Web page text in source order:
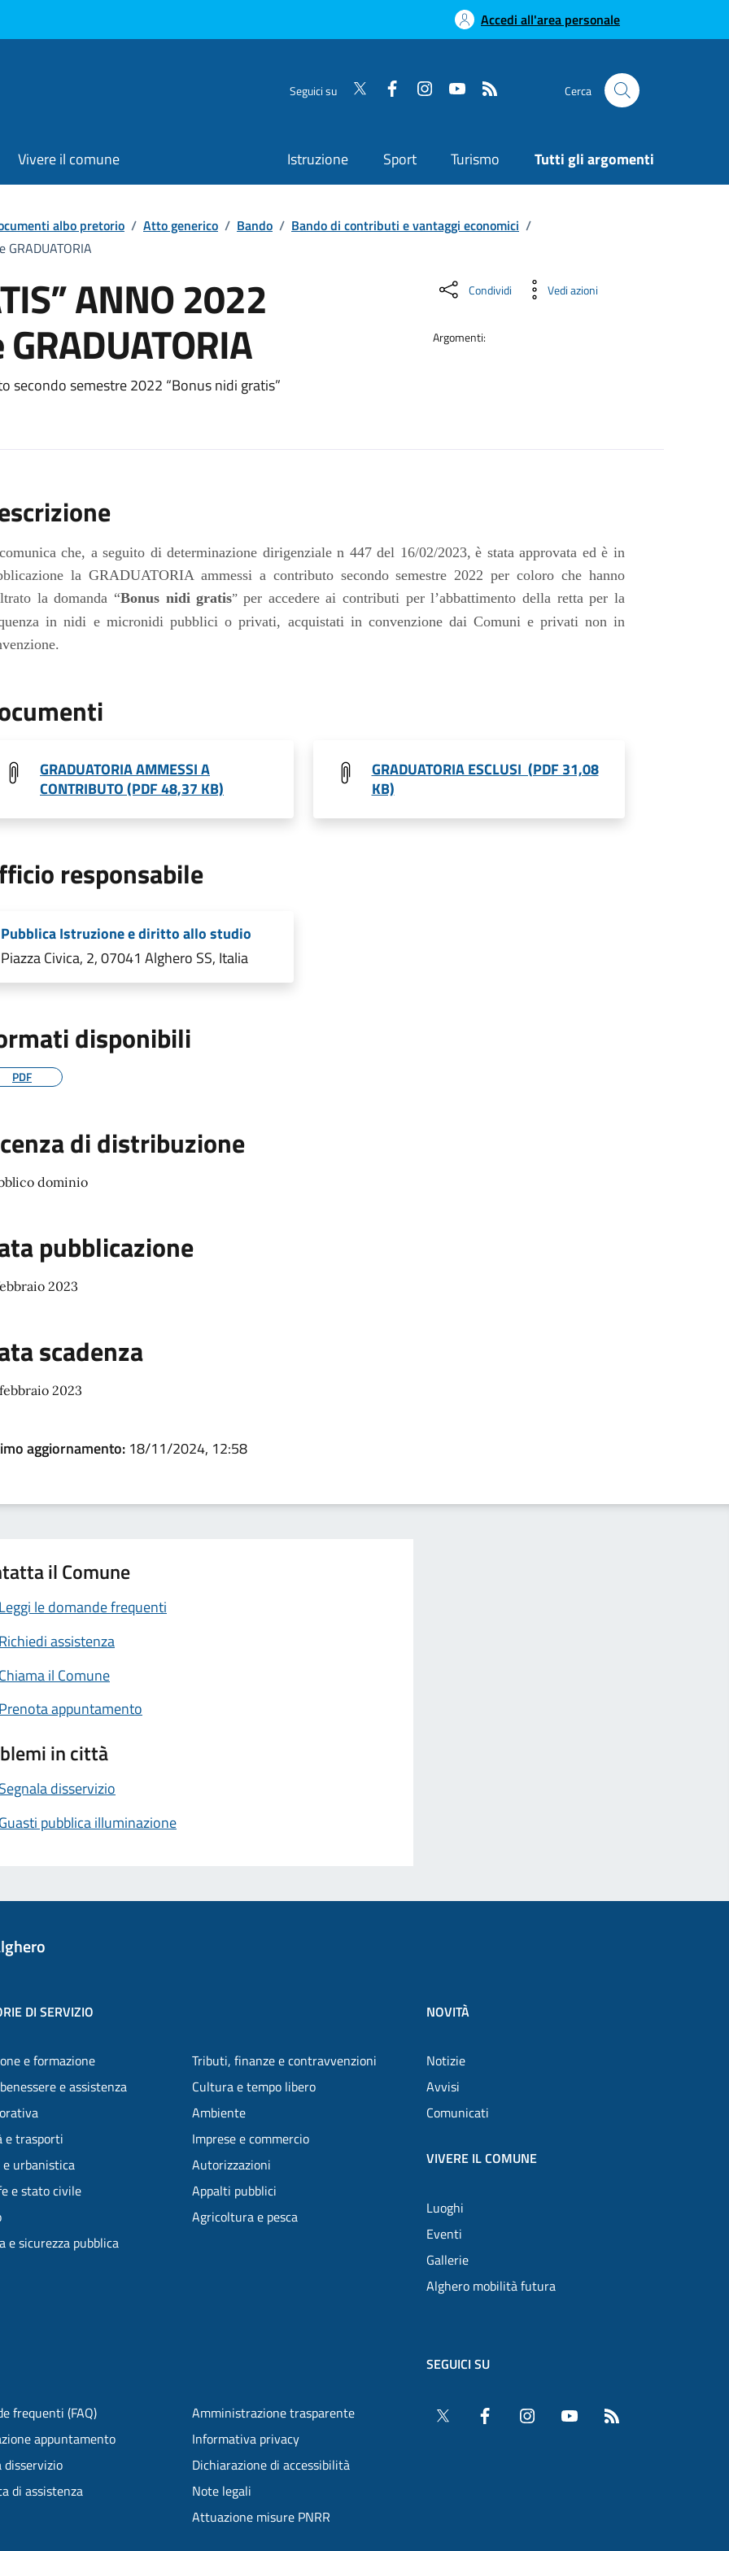
Accedi all'area personale
Seguici su Cerca
Vivere il comune Istruzione Sport Turismo Tutti gli argomenti
albo pretorio / Atto generico / Bando / Bando di contributi e vantaggi economici /
GRADUATORIA
ANNO 2022
secondo semestre 2022 “Bonus nidi gratis”
Condividi Vedi azioni
Argomenti:
che, a seguito di determinazione dirigenziale n 447del 16/02/2023, è stata approvata ed è in
cazione la GRADUATORIA ammessi a contributo secondosemestre 2022 per coloro che hanno
la domanda “Bonus nidi gratis”per accedere ai contributi per l’abbattimento della retta per la
in nidi e micronidi pubblici o privati, acquistati in convenzione dai Comuni e privati non in
GRADUATORIA AMMESSI A
CONTRIBUTO (PDF 48,37 KB)
GRADUATORIA ESCLUSI (PDF 31,08
KB)
responsabile
Pubblica Istruzione e diritto allo studio
Piazza Civica, 2, 07041 Alghero SS, Italia
disponibili
PDF
di distribuzione
dominio
pubblicazione
2023
scadenza
2023
aggiornamento: 18/11/2024, 12:58
il Comune
le domande frequenti
assistenza
il Comune
appuntamento
in città
disservizio
pubblica illuminazione
DI SERVIZIO
e formazione
e assistenza
e trasporti
urbanistica
e stato civile
e sicurezza pubblica
Tributi, finanze e contravvenzioni
Cultura e tempo libero
Ambiente
Imprese e commercio
Autorizzazioni
Appalti pubblici
Agricoltura e pesca
NOVITÀ
Notizie
Avvisi
Comunicati
VIVERE IL COMUNE
Luoghi
Eventi
Gallerie
Alghero mobilità futura
frequenti (FAQ)
appuntamento
disservizio
di assistenza
Amministrazione trasparente
Informativa privacy
Dichiarazione di accessibilità
Note legali
Attuazione misure PNRR
SEGUICI SU
Twitter Facebook InstagramYouTube